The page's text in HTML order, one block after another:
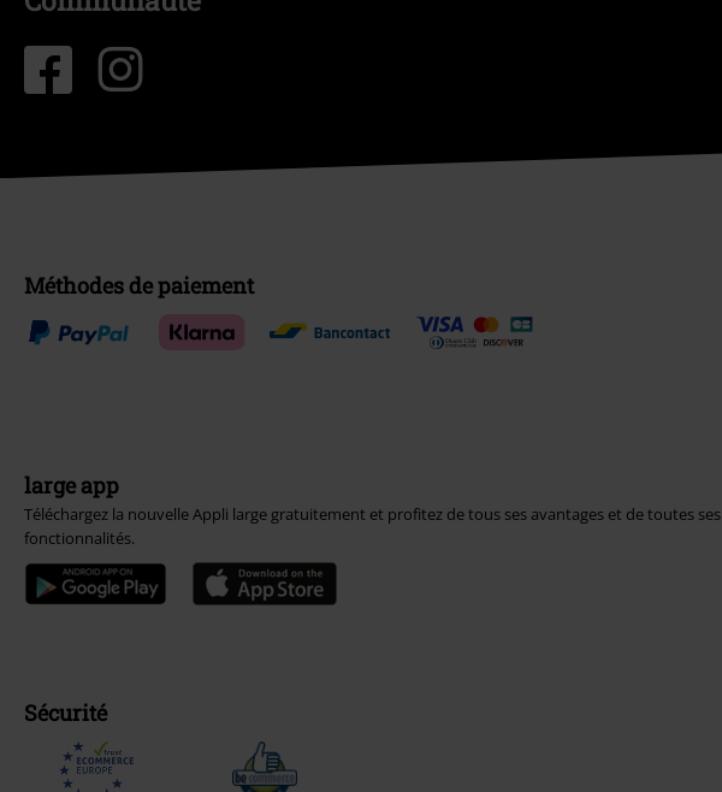
Méthodes de paiement
large app
Téléchargez la nouvelle Appli large gratuitement et profitez de tous ses avantages et de toutes ses
fonctionnalités.
Sécurité